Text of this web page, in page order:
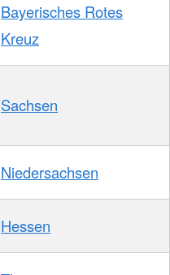
Bayerisches Rotes
Kreuz
Sachsen
Niedersachsen
Hessen